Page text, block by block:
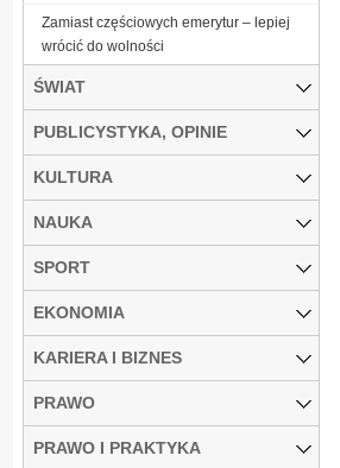
Zamiast częściowych emerytur – lepiej
wrócić do wolności
ŚWIAT
PUBLICYSTYKA, OPINIE
KULTURA
NAUKA
SPORT
EKONOMIA
KARIERA I BIZNES
PRAWO
PRAWO I PRAKTYKA